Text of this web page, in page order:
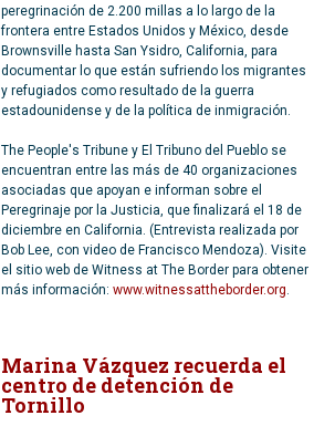
peregrinación de 2.200 millas a lo largo de la
frontera entre Estados Unidos y México, desde
Brownsville hasta San Ysidro, California, para
documentar lo que están sufriendo los migrantes
y refugiados como resultado de la guerra
estadounidense y de la política de inmigración.
The People's Tribune y El Tribuno del Pueblo se
encuentran entre las más de 40 organizaciones
asociadas que apoyan e informan sobre el
Peregrinaje por la Justicia, que finalizará el 18 de
diciembre en California. (Entrevista realizada por
Bob Lee, con video de Francisco Mendoza). Visite
el sitio web de Witness at The Border para obtener
más información:www.witnessattheborder.org.
Marina Vázquez recuerda el
centro de detención de
Tornillo